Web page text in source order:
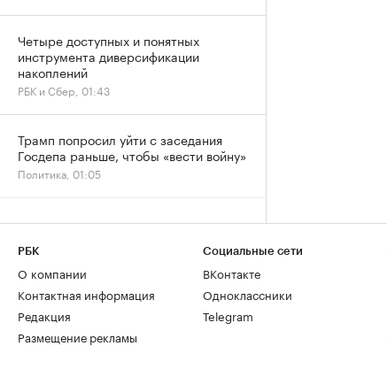
Четыре доступных и понятных
инструмента диверсификации
накоплений
РБК и Сбер, 01:43
Трамп попросил уйти с заседания
Госдепа раньше, чтобы «вести войну»
Политика, 01:05
РБК
О компании
Контактная информация
Редакция
Размещение рекламы
Социальные сети
ВКонтакте
Одноклассники
Telegram